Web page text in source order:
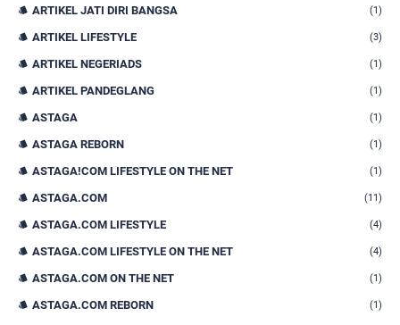
ARTIKEL JATI DIRI BANGSA (1)
ARTIKEL LIFESTYLE (3)
ARTIKEL NEGERIADS (1)
ARTIKEL PANDEGLANG (1)
ASTAGA (1)
ASTAGA REBORN (1)
ASTAGA!COM LIFESTYLE ON THE NET (1)
ASTAGA.COM (11)
ASTAGA.COM LIFESTYLE (4)
ASTAGA.COM LIFESTYLE ON THE NET (4)
ASTAGA.COM ON THE NET (1)
ASTAGA.COM REBORN (1)